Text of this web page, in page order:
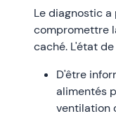
Le diagnostic
compromettre
caché. L'état
D'être
alimentés
ventilation